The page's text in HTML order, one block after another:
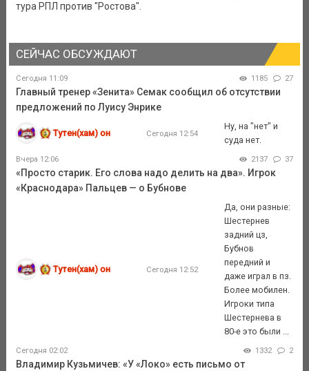
тура РПЛ против "Ростова".
СЕЙЧАС ОБСУЖДАЮТ
Сегодня 11:09 1185 27
Главный тренер «Зенита» Семак сообщил об отсутствии
предложений по Луису Энрике
Тутен(хам) он Сегодня 12:54
Ну, на "нет" и
суда нет.
Вчера 12:06 2137 37
«Просто старик. Его слова надо делить на два». Игрок
«Краснодара» Пальцев — о Бубнове
Тутен(хам) он Сегодня 12:52
Да, они разные:
Шестернев
задний цз,
Бубнов
передний и
даже играл в пз.
Более мобилен.
Игроки типа
Шестернева в
80-е это были ...
Сегодня 02:02 1332 2
Владимир Кузьмичев: «У «Локо» есть письмо от